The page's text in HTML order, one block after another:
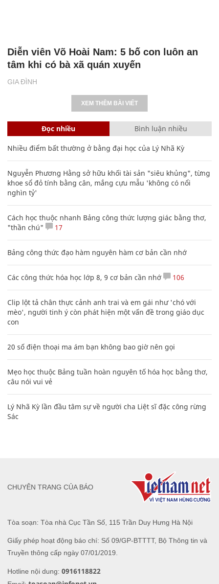
GIA ĐÌNH
Diễn viên Võ Hoài Nam: 5 bố con luôn an
tâm khi có bà xã quán xuyến
XEM THÊM BÀI VIẾT
Đọc nhiều Bình luận nhiều
Nhiều điểm bất thường ở bằng đại học của Lý Nhã Kỳ
Nguyễn Phương Hằng sở hữu khối tài sản "siêu khủng", từng
khoe sổ đỏ tính bằng cân, mắng cựu mẫu 'không có nổi
nghìn tỷ'
Cách học thuộc nhanh Bảng công thức lượng giác bằng thơ,
"thần chú"
17
Bảng công thức đạo hàm nguyên hàm cơ bản cần nhớ
Các công thức hóa học lớp 8, 9 cơ bản cần nhớ 106
Clip lột tả chân thực cảnh anh trai và em gái như 'chó với
mèo', người tinh ý còn phát hiện một vấn đề trong giáo dục
con
20 số điện thoại ma ám bạn không bao giờ nên gọi
Mẹo học thuộc Bảng tuần hoàn nguyên tố hóa học bằng thơ,
câu nói vui vẻ
Lý Nhã Kỳ lần đầu tâm sự về người cha Liệt sĩ đặc công rừng
Sác
Tòa soạn: Tòa nhà Cục Tần Số, 115 Trần Duy Hưng Hà Nội
Giấy phép hoạt động báo chí: Số 09/GP-BTTTT, Bộ Thông tin và
Truyền thông cấp ngày 07/01/2019.
Hotline nội dung: 0916118822
CHUYÊN TRANG CỦA BÁO